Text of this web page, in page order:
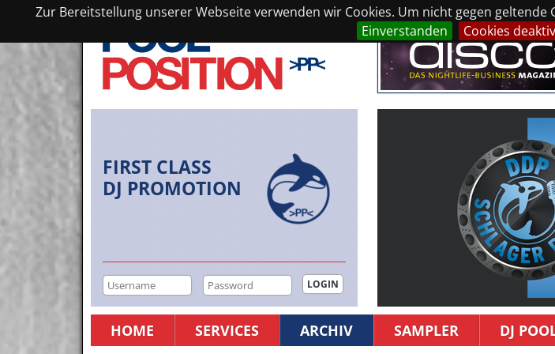
Zur Bereitstellung unserer Webseite verwenden wir Cookies. Um nicht gegen
Einverstanden
Cookies
FIRST CLASS
DJ PROMOTION
HOME SERVICES ARCHIV SAMPLER DJ